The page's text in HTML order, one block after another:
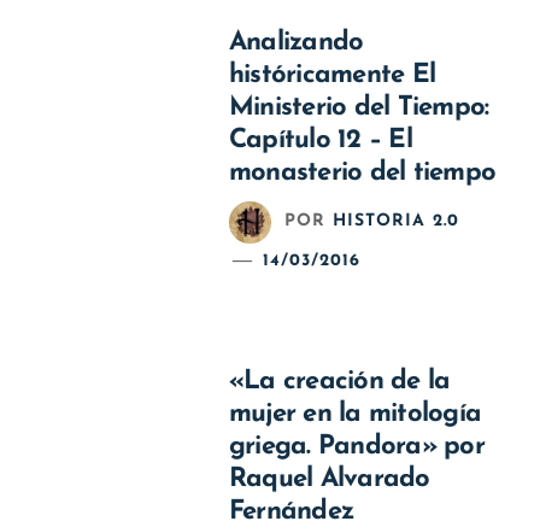
Analizando
históricamente El
Ministerio del Tiempo:
Capítulo 12 – El
monasterio del tiempo
POR HISTORIA 2.0
14/03/2016
«La creación de la
mujer en la mitología
griega. Pandora» por
Raquel Alvarado
Fernández